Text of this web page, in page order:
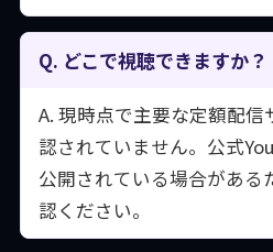
Q. どこで視聴できますか？
A. 現時点で主要な定額配
認されていません。公式
公開されている場合がある
認ください。